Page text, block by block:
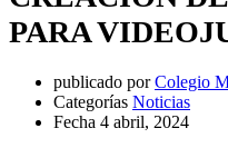
PARA
publicado por Colegio
Categorías Noticias
Fecha 4 abril, 2024